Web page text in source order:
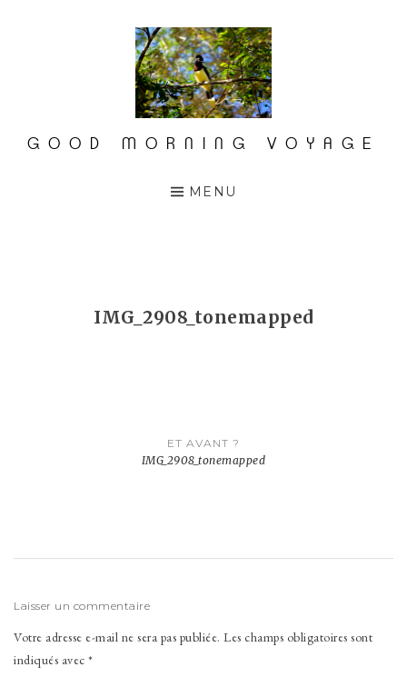
GOOD MORNING VOYAGE
MENU
IMG_2908_tonemapped
ET AVANT ?
IMG_2908_tonemapped
Laisser un commentaire
Votre adresse e-mail ne sera pas publiée. Les champs obligatoires sont
indiqués avec *